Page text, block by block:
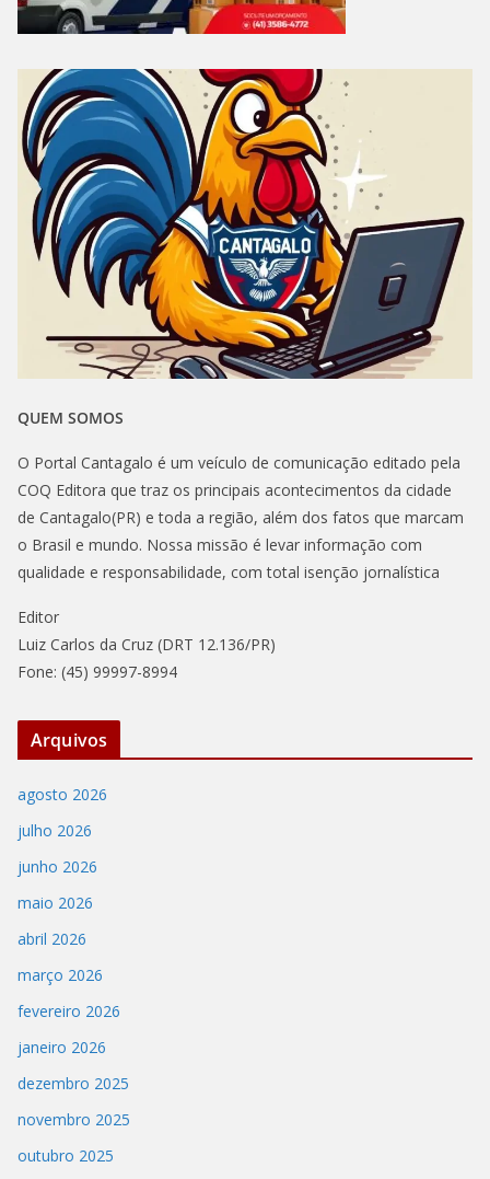
QUEM SOMOS
O Portal Cantagalo é um veículo de comunicação editado pela
COQ Editora que traz os principais acontecimentos da cidade
de Cantagalo(PR) e toda a região, além dos fatos que marcam
o Brasil e mundo. Nossa missão é levar informação com
qualidade e responsabilidade, com total isenção jornalística
Editor
Luiz Carlos da Cruz (DRT 12.136/PR)
Fone: (45) 99997-8994
Arquivos
agosto 2026
julho 2026
junho 2026
maio 2026
abril 2026
março 2026
fevereiro 2026
janeiro 2026
dezembro 2025
novembro 2025
outubro 2025